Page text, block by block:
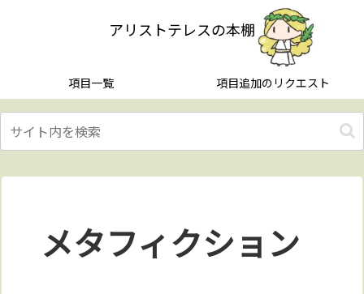
アリストテレスの本棚
項目一覧 項目追加のリクエスト
メタフィクション